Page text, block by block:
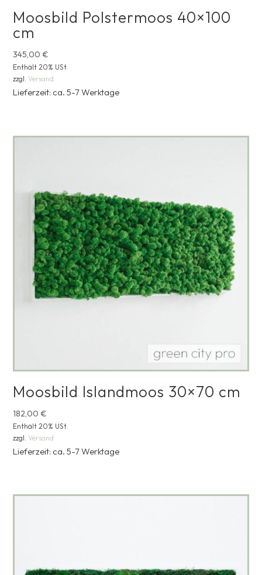
Moosbild Polstermoos 40×100
cm
345,00€
Enthält 20% USt.
zzgl.Versand
Lieferzeit: ca. 5-7 Werktage
Moosbild Islandmoos 30×70 cm
182,00€
Enthält 20% USt.
zzgl.Versand
Lieferzeit: ca. 5-7 Werktage